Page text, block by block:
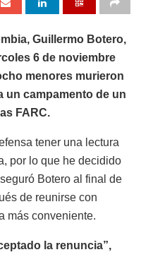
Guillermo Botero,
6 de noviembre
menores murieron
un campamento de un
FARC.
tener una lectura
por lo que he decidido
Botero al final de
de reunirse con
más conveniente.
la renuncia”,